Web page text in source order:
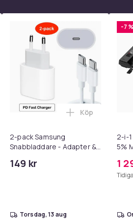
Adapter + Kabel 25W lightning -
17 / 16 / 15 Snabbladdare
2-pack Samsung
Snabbladdare - Adapter &
149 kr
Lägg till 2-
Köp
torsdag, 13 aug
-7 %
2-i-
5%
1